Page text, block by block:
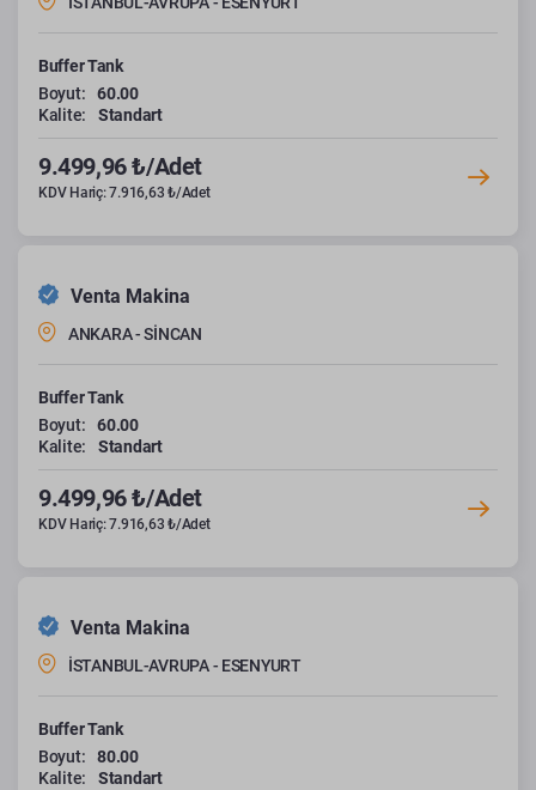
Buffer Tank
Boyut:
60.00
Kalite:
Standart
9.499,96 ₺/Adet
KDV Hariç: 7.916,63 ₺/Adet
Venta Makina
ANKARA - SİNCAN
Buffer Tank
Boyut:
60.00
Kalite:
Standart
9.499,96 ₺/Adet
KDV Hariç: 7.916,63 ₺/Adet
Venta Makina
İSTANBUL-AVRUPA - ESENYURT
Buffer Tank
Boyut:
80.00
Kalite:
Standart